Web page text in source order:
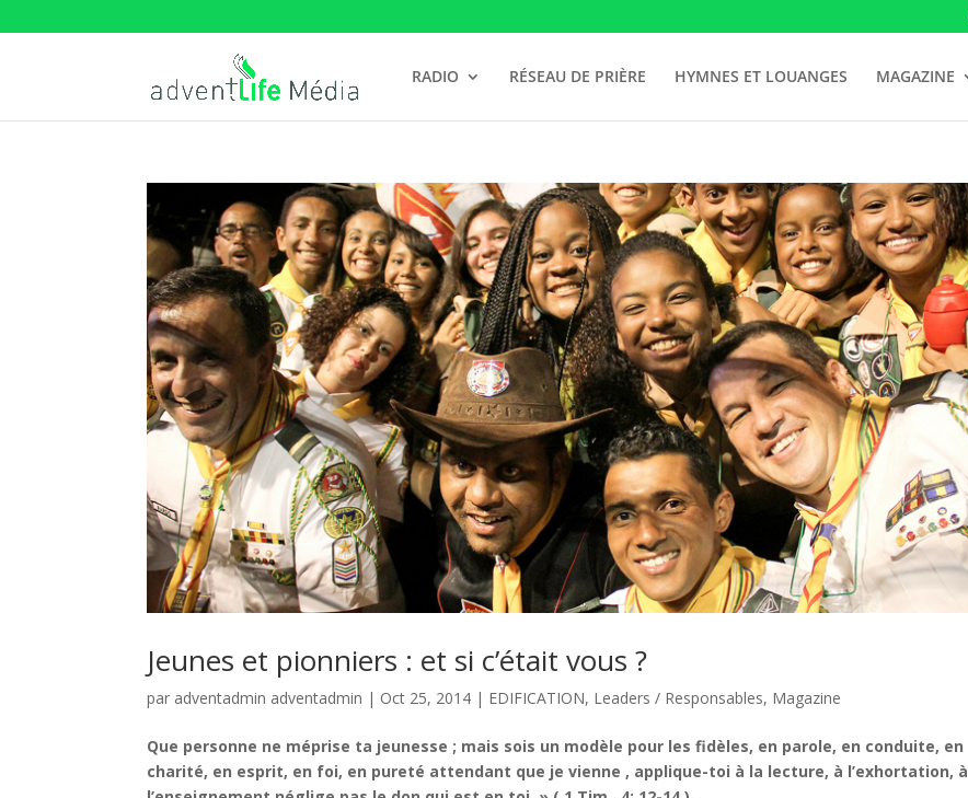
RADIO RÉSEAU DE PRIÈRE HYMNES ET LOUANGES MAGAZINE
Jeunes et pionniers : et si c’était vous ?
par adventadmin adventadmin | Oct 25, 2014 | EDIFICATION, Leaders / Responsables, Magazine
Que personne ne méprise ta jeunesse ; mais sois un modèle pour les fidèles, en parole, en conduite, en
charité, en esprit, en foi, en pureté attendant que je vienne , applique-toi à la lecture, à l’exhortation, à